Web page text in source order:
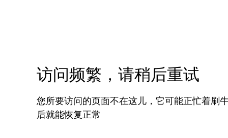
访问频繁，请稍后重试
您所要访问的页面不在这儿，它可能正忙着刷
后就能恢复正常